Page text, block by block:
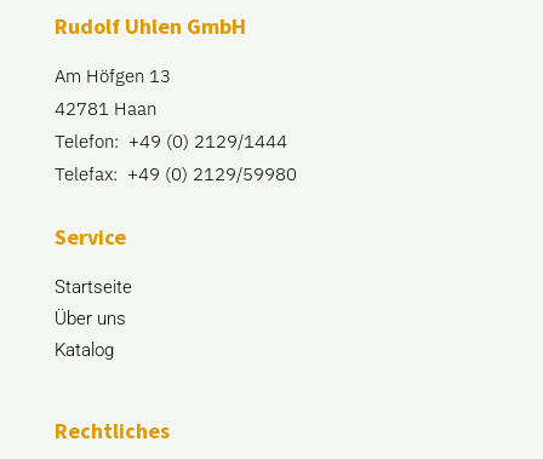
Rudolf Uhlen GmbH
Am Höfgen 13
42781 Haan
Telefon: +49 (0) 2129/1444
Telefax: +49 (0) 2129/59980
Service
Startseite
Über uns
Katalog
Rechtliches